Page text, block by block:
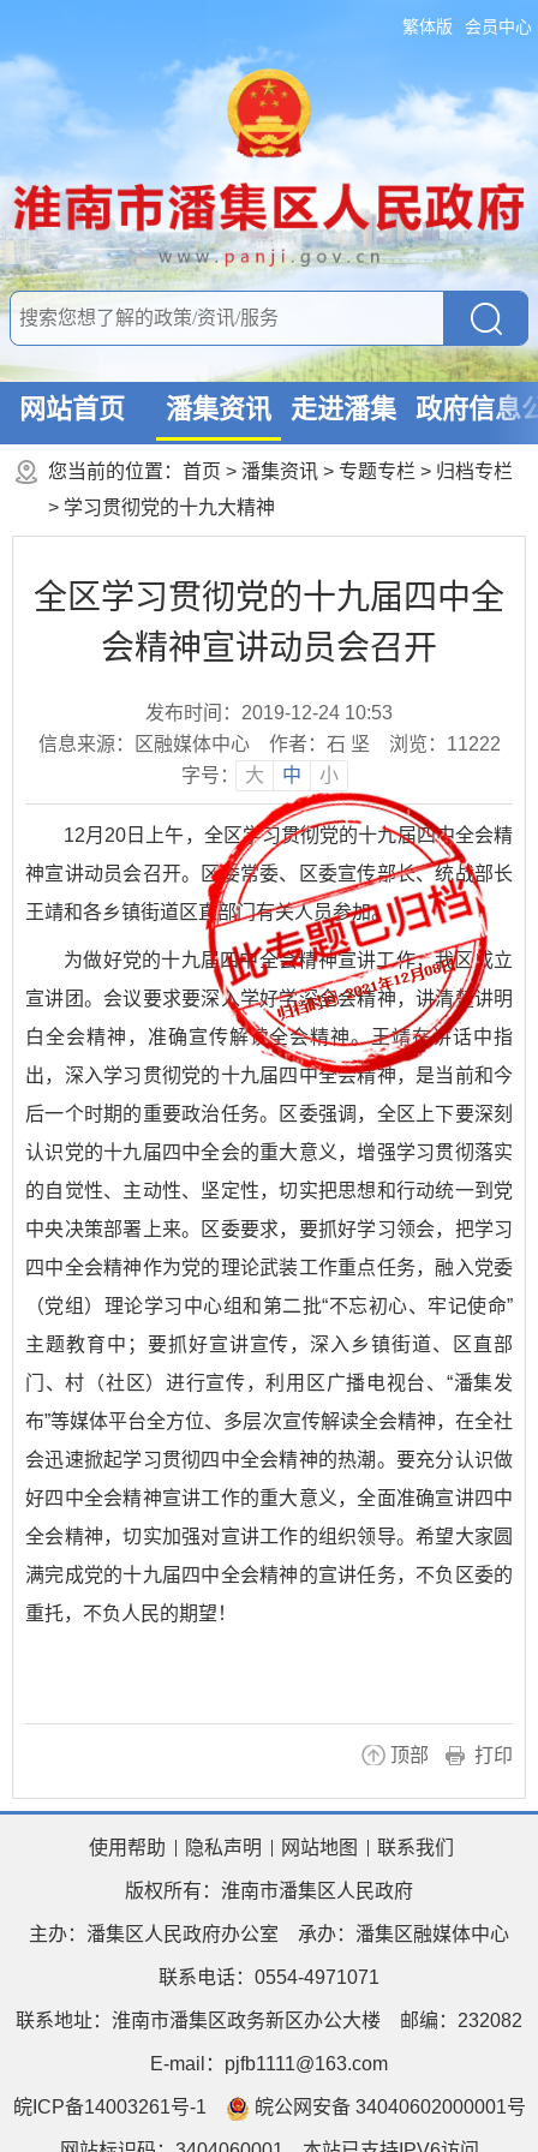
繁体版 会员中心
网站首页 潘集资讯 走进潘集 政府信息
您当前的位置： 首页 > 潘集资讯 > 专题专栏 > 归档专栏
> 学习贯彻党的十九大精神
全区学习贯彻党的十九届四中全
会精神宣讲动员会召开
发布时间：2019-12-24 10:53
信息来源：区融媒体中心
作者：石 坚 浏览： 11222
字号：
大 中 小
12月20日
上午，全区学习贯彻党的十九届四中全会精
神宣讲动员会召开。区委常委、区委宣传部长、统战部长
王靖和各乡镇街道区直部门有关人员参加。
为做好党的十九届四中全会精神宣讲工作，我区成立
宣讲团。会议要求要深入学好学深全会精神，讲清楚讲明
白全会精神，准确宣传解读全会精神。王靖在讲话中指
出，深入学习贯彻党的十九届四中全会精神，是当前和今
后一个时期的重要政治任务。区委强调，全区上下要深刻
认识党的十九届四中全会的重大意义，增强学习贯彻落实
的自觉性、主动性、坚定性，切实把思想和行动统一到党
中央决策部署上来。区委要求，要抓好学习领会，把学习
四中全会精神作为党的理论武装工作重点任务，融入党委
（党组）理论学习中心组和第二批“不忘初心、牢记使命”
主题教育中；要抓好宣讲宣传，深入乡镇街道、区直部
门、村（社区）进行宣传，利用区广播电视台、“潘集发
布”等媒体平台全方位、多层次宣传解读全会精神，在全社
会迅速掀起学习贯彻四中全会精神的热潮。要充分认识做
好四中全会精神宣讲工作的重大意义，全面准确宣讲四中
全会精神，切实加强对宣讲工作的组织领导。希望大家圆
满完成党的十九届四中全会精神的宣讲任务，不负区委的
重托，不负人民的期望！
顶部 打印
使用帮助 隐私声明 网站地图 联系我们
版权所有：淮南市潘集区人民政府
主办：潘集区人民政府办公室 承办：潘集区融媒体中心
联系电话：0554-4971071
联系地址：淮南市潘集区政务新区办公大楼 邮编：232082
E-mail：pjfb1111@163.com
皖ICP备14003261号-1 皖公网安备 34040602000001号